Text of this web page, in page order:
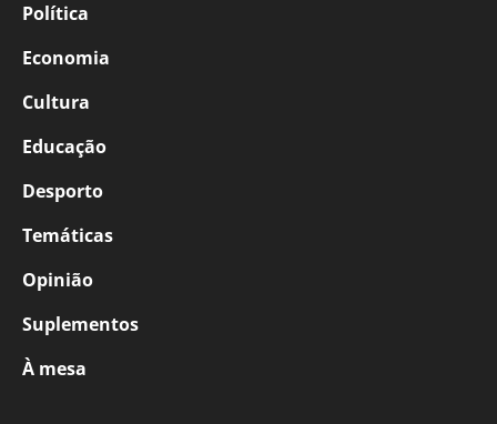
Política
Economia
Cultura
Educação
Desporto
Temáticas
Opinião
Suplementos
À mesa